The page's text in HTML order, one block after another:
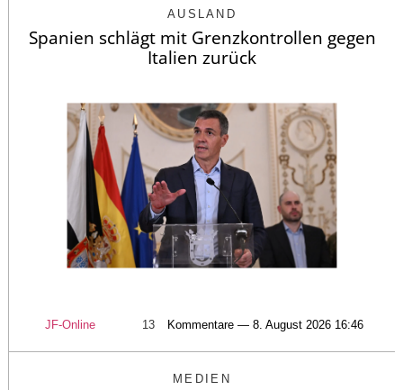
AUSLAND
Spanien schlägt mit Grenzkontrollen gegen
Italien zurück
JF-Online 13 Kommentare — 8. August 2026 16:46
MEDIEN